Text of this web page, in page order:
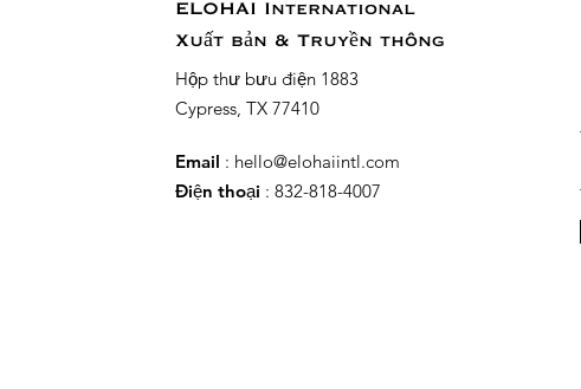
ELOHAI International
Xuất bản & Truyền thông
Hộp thư bưu điện 1883
Cypress, TX 77410
Email : hello@elohaiintl.com
Điện thoại : 832-818-4007